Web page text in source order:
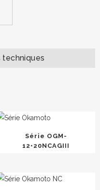
techniques
Série OGM-
12•20NCAGIII